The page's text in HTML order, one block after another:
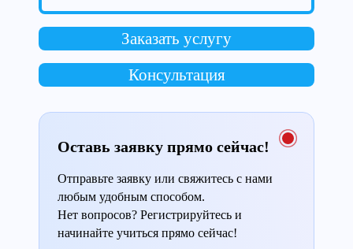
Заказать услугу
Консультация
Оставь заявку прямо сейчас!
Отправьте заявку или свяжитесь с нами
любым удобным способом.
Нет вопросов? Регистрируйтесь и
начинайте учиться прямо сейчас!